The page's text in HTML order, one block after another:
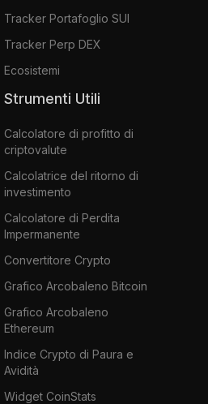
Tracker Portafoglio SUI
Tracker Perp DEX
Ecosistemi
Strumenti Utili
Calcolatore di profitto di
criptovalute
Calcolatrice del ritorno di
investimento
Calcolatore di Perdita
Impermanente
Convertitore Crypto
Grafico Arcobaleno Bitcoin
Grafico Arcobaleno
Ethereum
Indice Crypto di Paura e
Avidità
Widget CoinStats